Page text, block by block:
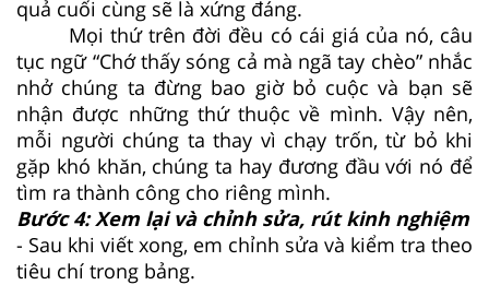
quả cuối cùng sẽ là xứng đáng.
Mọi thứ trên đời đều có cái giá của nó, câu
tục ngữ “Chớ thấy sóng cả mà ngã tay chèo” nhắc
nhở chúng ta đừng bao giờ bỏ cuộc và bạn sẽ
nhận được những thứ thuộc về mình. Vậy nên,
mỗi người chúng ta thay vì chạy trốn, từ bỏ khi
gặp khó khăn, chúng ta hay đương đầu với nó để
tìm ra thành công cho riêng mình.
Bước 4: Xem lại và chỉnh sửa, rút kinh nghiệm
- Sau khi viết xong, em chỉnh sửa và kiểm tra theo
tiêu chí trong bảng.